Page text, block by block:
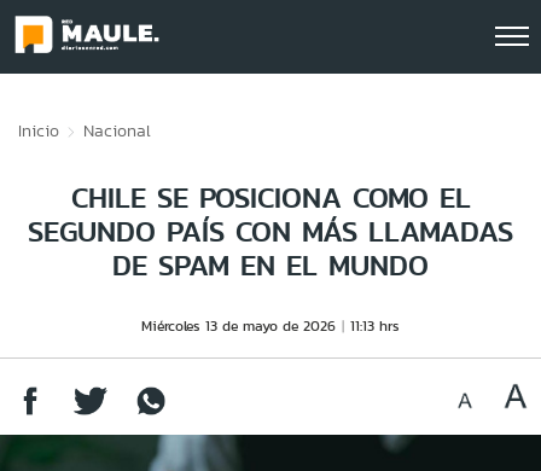
Inicio Nacional
CHILE SE POSICIONA COMO EL
SEGUNDO PAÍS CON MÁS LLAMADAS
DE SPAM EN EL MUNDO
Miércoles 13 de mayo de 2026 11:13 hrs